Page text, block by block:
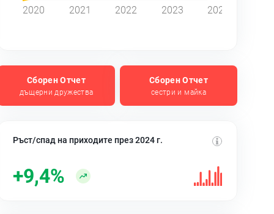
2020 2021 2022 2023 2024
Сборен Отчет
дъщерни дружества
Сборен Отчет
сестри и майка
Ръст/спад на приходите през 2024 г.
+9,4%